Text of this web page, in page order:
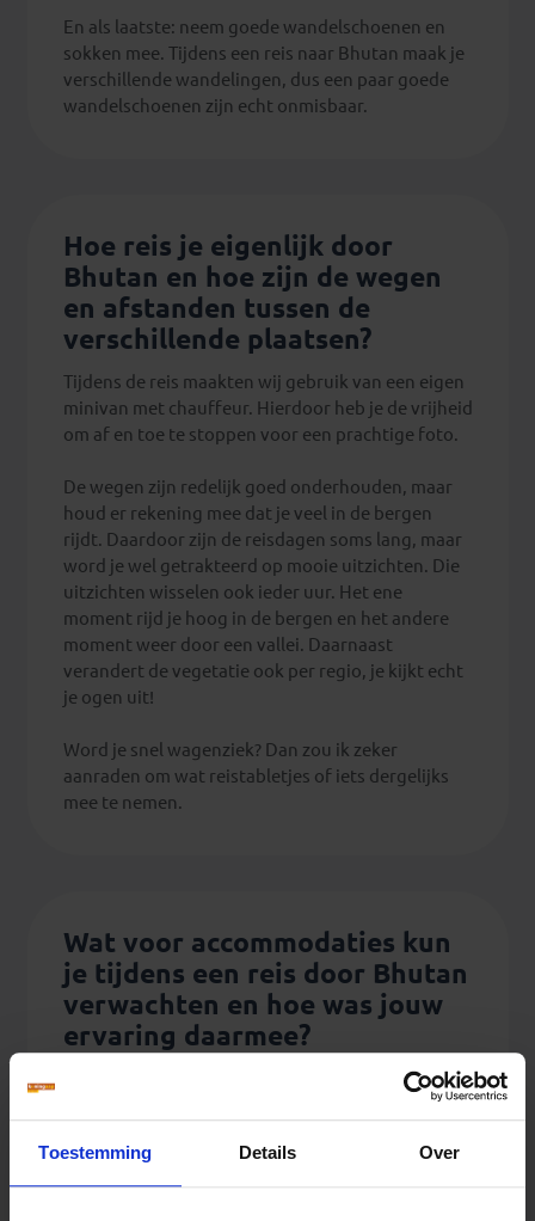
Toestemming Details Over
En als laatste: neem goede wandelschoenen en
sokken mee. Tijdens een reis naar Bhutan maak je
verschillende wandelingen, dus een paar goede
wandelschoenen zijn echt onmisbaar.
Hoe reis je eigenlijk door
Bhutan en hoe zijn de wegen
en afstanden tussen de
verschillende plaatsen?
Tijdens de reis maakten wij gebruik van een eigen
minivan met chauffeur. Hierdoor heb je de vrijheid
om af en toe te stoppen voor een prachtige foto.
De wegen zijn redelijk goed onderhouden, maar
houd er rekening mee dat je veel in de bergen
rijdt. Daardoor zijn de reisdagen soms lang, maar
word je wel getrakteerd op mooie uitzichten. Die
uitzichten wisselen ook ieder uur. Het ene
moment rijd je hoog in de bergen en het andere
moment weer door een vallei. Daarnaast
verandert de vegetatie ook per regio, je kijkt echt
je ogen uit!
Word je snel wagenziek? Dan zou ik zeker
aanraden om wat reistabletjes of iets dergelijks
mee te nemen.
Wat voor accommodaties kun
je tijdens een reis door Bhutan
verwachten en hoe was jouw
ervaring daarmee?
Tijdens mijn reis verbleven we in middenklasse
hotels. De sfeer is altijd goed en het personeel
kwaliteit. Houd er wel rekening mee dat het soms
kan zijn dat je alleen op bepaalde momenten